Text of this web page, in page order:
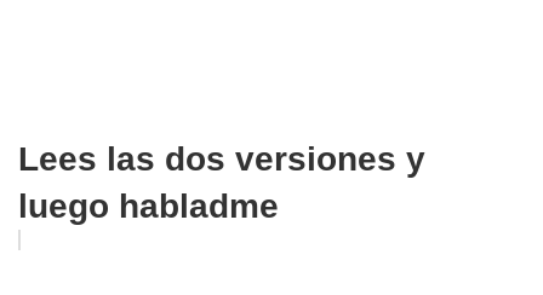
Lees las dos versiones y
luego habladme